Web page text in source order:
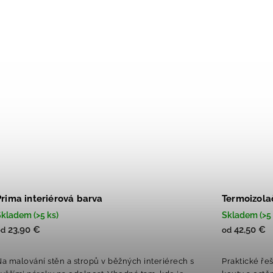
interiérová barva
(>5 ks)
23,90 €
malování stěn a stropů v běžných interiérech s
Skladem (>5
od 42,50 €
Praktické